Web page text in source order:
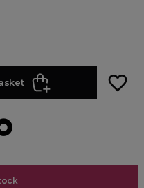
favorite_border